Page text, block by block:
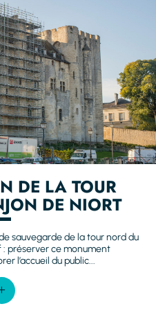
DE LA TOUR
DE NIORT
sauvegarde de la tour nord du
: préserver ce monument
l’accueil du public...